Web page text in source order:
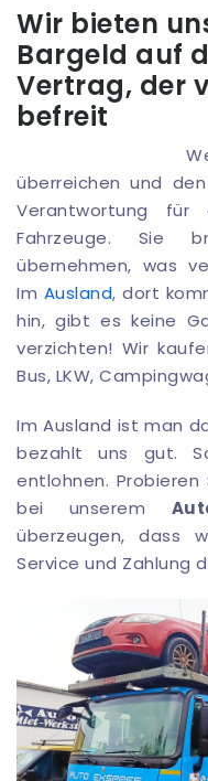
Wir bieten
Bargeld auf
Vertrag, der
befreit
überreichen und
Verantwortung
Fahrzeuge. Sie
übernehmen, was
Im Ausland, dort
hin, gibt es keine
verzichten! Wir
Bus, LKW,
Im Ausland ist man
bezahlt uns gut.
entlohnen.
bei unserem
überzeugen, dass
Service und Zahlung